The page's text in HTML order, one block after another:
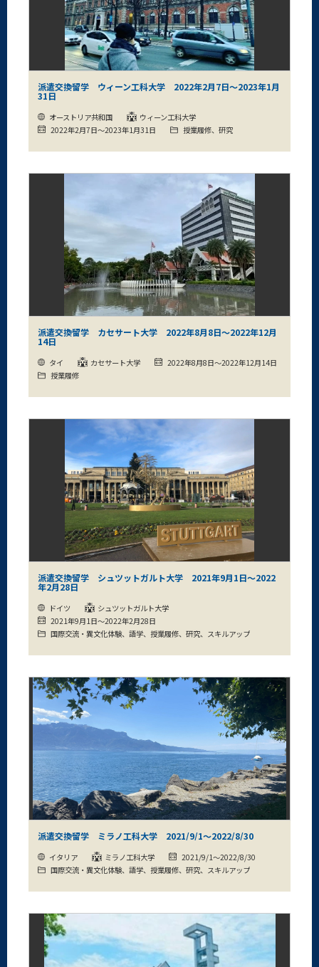
派遣交換留学 ウィーン工科大学 2022年2月7日～2023年1月
31日
オーストリア共和国
ウィーン工科大学
2022年2月7日～2023年1月31日
授業履修、研究
派遣交換留学 カセサート大学 2022年8月8日～2022年12月
14日
タイ カセサート大学
2022年8月8日～2022年12月14日
授業履修
派遣交換留学 シュツットガルト大学 2021年9月1日～2022
年2月28日
ドイツ
シュツットガルト大学
2021年9月1日～2022年2月28日
国際交流・異文化体験、語学、授業履修、研究、スキルアップ
派遣交換留学 ミラノ工科大学 2021/9/1～2022/8/30
イタリア ミラノ工科大学
2021/9/1～2022/8/30
国際交流・異文化体験、語学、授業履修、研究、スキルアップ